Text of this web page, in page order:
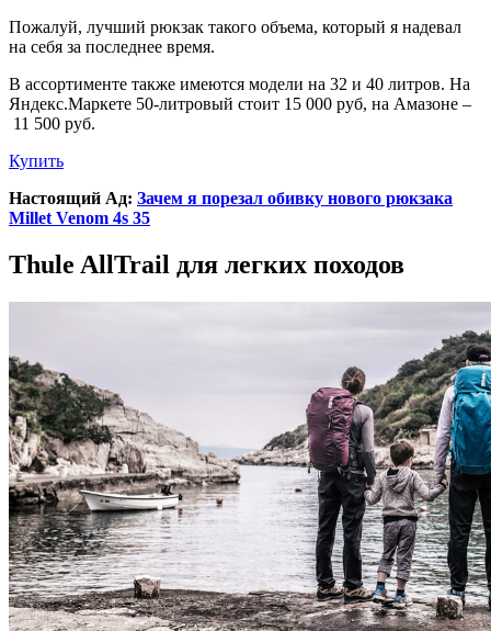
Пожалуй, лучший рюкзак такого объема, который я надевал
на себя за последнее время.
В ассортименте также имеются модели на 32 и 40 литров. На
Яндекс.Маркете 50-литровый стоит 15 000 руб, на Амазоне –
11 500 руб.
Купить
Настоящий Ад: Зачем я порезал обивку нового рюкзака
Millet Venom 4s 35
Thule AllTrail для легких походов